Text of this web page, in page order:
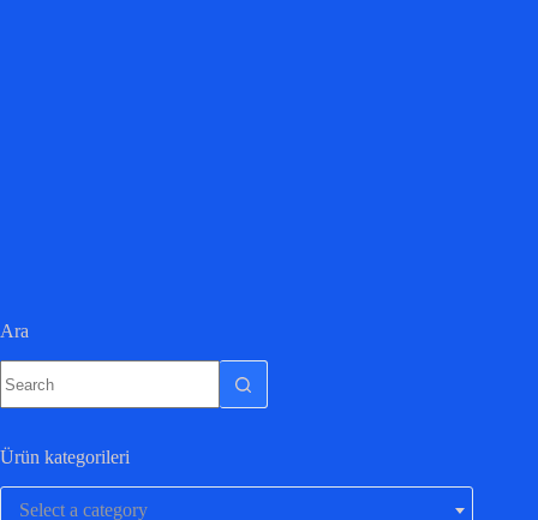
Ara
Ürün kategorileri
Select a category